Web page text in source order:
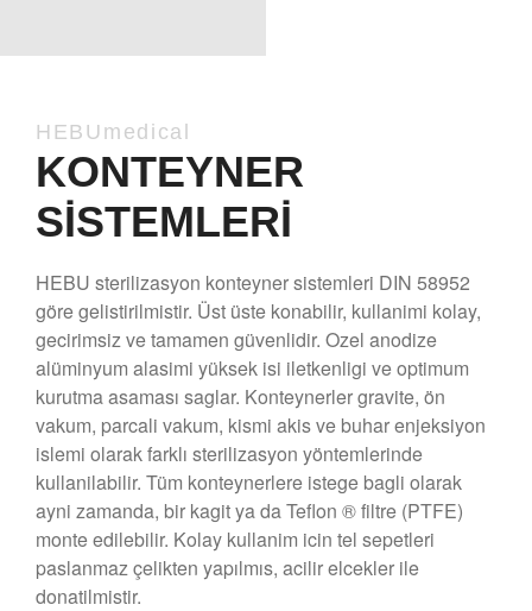
HEBUmedical
KONTEYNER
SISTEMLERI
HEBU sterilizasyon konteyner sistemleri DIN 58952
göre gelistirilmistir. Üst üste konabilir, kullanimi kolay,
gecirimsiz ve tamamen güvenlidir. Ozel anodize
alüminyum alasimi yüksek isi iletkenligi ve optimum
kurutma asaması saglar. Konteynerler gravite, ön
vakum, parcali vakum, kismi akis ve buhar enjeksiyon
islemi olarak farklı sterilizasyon yöntemlerinde
kullanilabilir. Tüm konteynerlere istege bagli olarak
ayni zamanda, bir kagit ya da Teflon ® filtre (PTFE)
monte edilebilir. Kolay kullanim icin tel sepetleri
paslanmaz çelikten yapılmıs, acilir elcekler ile
donatilmistir.